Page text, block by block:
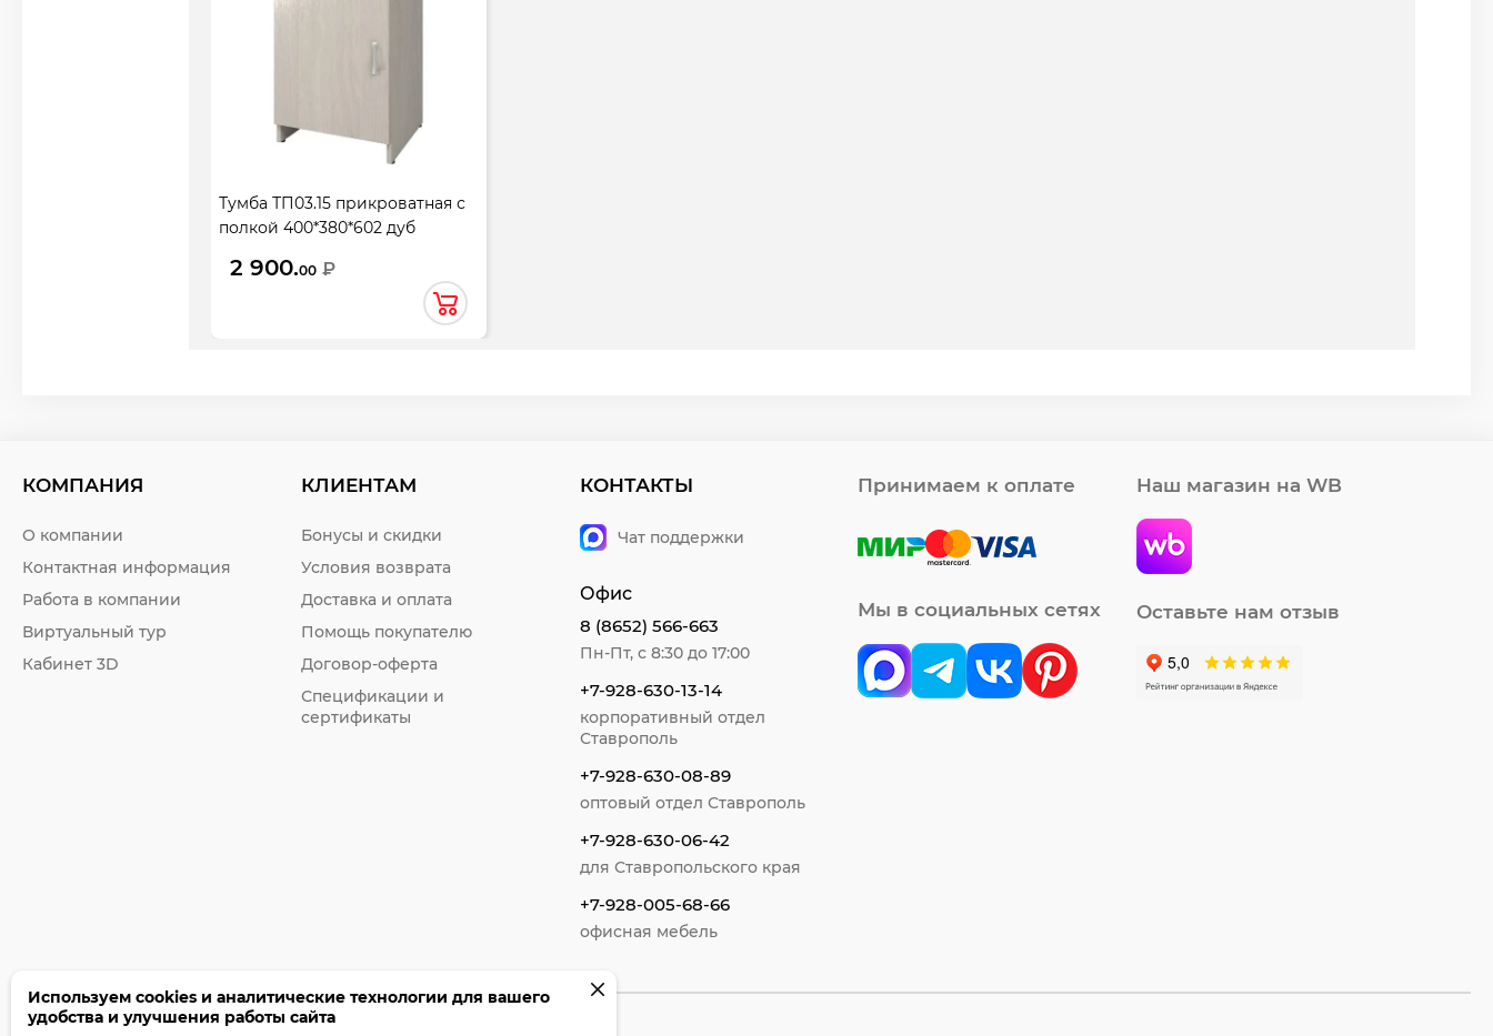
Тумба ТП03.15 прикроватная с
полкой 400*380*602 дуб
2 900.00 ₽
КОМПАНИЯ
О компании
Контактная информация
Работа в компании
Виртуальный тур
Кабинет 3D
КЛИЕНТАМ
Бонусы и скидки
Условия возврата
Доставка и оплата
Помощь покупателю
Договор-оферта
Спецификации и
сертификаты
КОНТАКТЫ
Чат поддержки
Офис
8 (8652) 566-663
Пн-Пт, с 8:30 до 17:00
+7-928-630-13-14
корпоративный отдел
Ставрополь
+7-928-630-08-89
оптовый отдел Ставрополь
+7-928-630-06-42
для Ставропольского края
+7-928-005-68-66
офисная мебель
Принимаем к оплате
Мы в социальных сетях
Наш магазин на WB
Оставьте нам отзыв
Используем cookies и аналитические технологии для вашего
удобства и улучшения работы сайта